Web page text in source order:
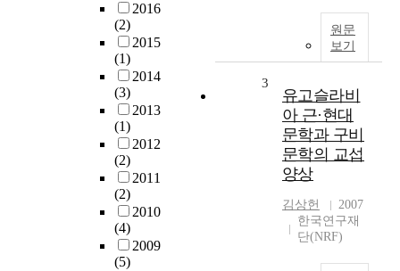
2016
(2)
2015
(1)
2014
(3)
2013
(1)
2012
(2)
2011
(2)
2010
(4)
2009
(5)
원문
보기
3
유고슬라비
아 근·현대
문학과 구비
문학의 교섭
양상
김상헌
2007
한국연구재
단(NRF)